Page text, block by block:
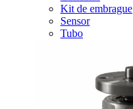
Kit de embrague
Sensor
Tubo